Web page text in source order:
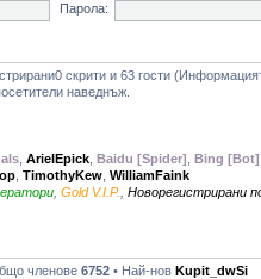
Парола:
скрити и 63 гости
наведнъж.
ArielEpick Baidu [Spider] Bing [Bot]
TimothyKew WilliamFaink
Gold V.I.P. Новорегистрирани
членове 6752 • Най-нов Kupit_dwSi